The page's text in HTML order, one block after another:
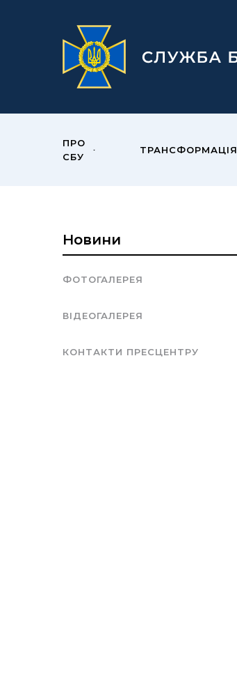
ПРО
СБУ
ТРАНСФОРМАЦІЯ
Новини
ФОТОГАЛЕРЕЯ
ВІДЕОГАЛЕРЕЯ
КОНТАКТИ ПРЕСЦЕНТРУ